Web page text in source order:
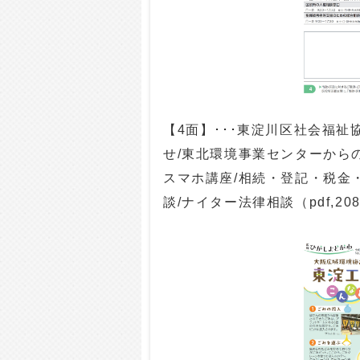
【4面】･･･東淀川区社会福
せ/東北環境事業センターから
スマホ講座/相続・登記・税金
談/ナイター法律相談（